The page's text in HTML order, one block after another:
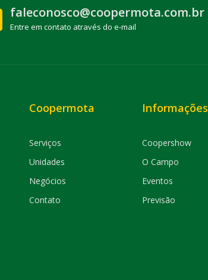
faleconosco@coopermota.com.br
Entre em contato através do e-mail
Coopermota
Serviços
Unidades
Negócios
Contato
Informações
Coopershow
O Campo
Eventos
Previsão